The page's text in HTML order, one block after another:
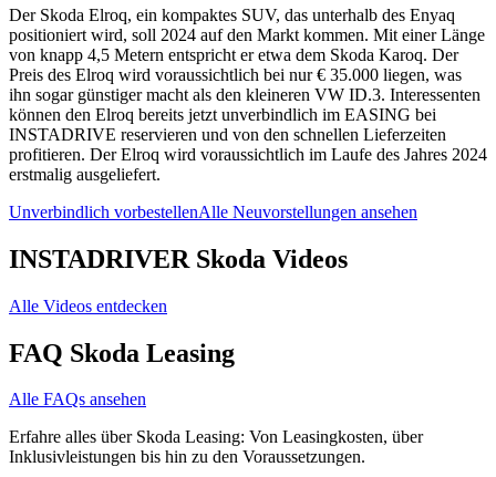
Der Skoda Elroq, ein kompaktes SUV, das unterhalb des Enyaq
positioniert wird, soll 2024 auf den Markt kommen. Mit einer Länge
von knapp 4,5 Metern entspricht er etwa dem Skoda Karoq. Der
Preis des Elroq wird voraussichtlich bei nur € 35.000 liegen, was
ihn sogar günstiger macht als den kleineren VW ID.3. Interessenten
können den Elroq bereits jetzt unverbindlich im EASING bei
INSTADRIVE reservieren und von den schnellen Lieferzeiten
profitieren. Der Elroq wird voraussichtlich im Laufe des Jahres 2024
erstmalig ausgeliefert.
Unverbindlich vorbestellenAlle Neuvorstellungen ansehen
INSTADRIVER Skoda Videos
Alle Videos entdecken
FAQ Skoda Leasing
Alle FAQs ansehen
Erfahre alles über Skoda Leasing: Von Leasingkosten, über
Inklusivleistungen bis hin zu den Voraussetzungen.